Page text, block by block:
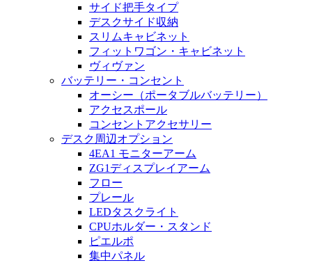
サイド把手タイプ
デスクサイド収納
スリムキャビネット
フィットワゴン・キャビネット
ヴィヴァン
バッテリー・コンセント
オーシー（ポータブルバッテリー）
アクセスポール
コンセントアクセサリー
デスク周辺オプション
4EA1 モニターアーム
ZG1ディスプレイアーム
フロー
プレール
LEDタスクライト
CPUホルダー・スタンド
ピエルポ
集中パネル